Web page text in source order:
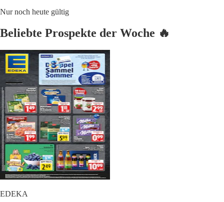
Nur noch heute gültig
Beliebte Prospekte der Woche 🔥
EDEKA